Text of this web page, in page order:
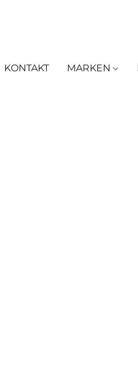
KONTAKT MARKEN